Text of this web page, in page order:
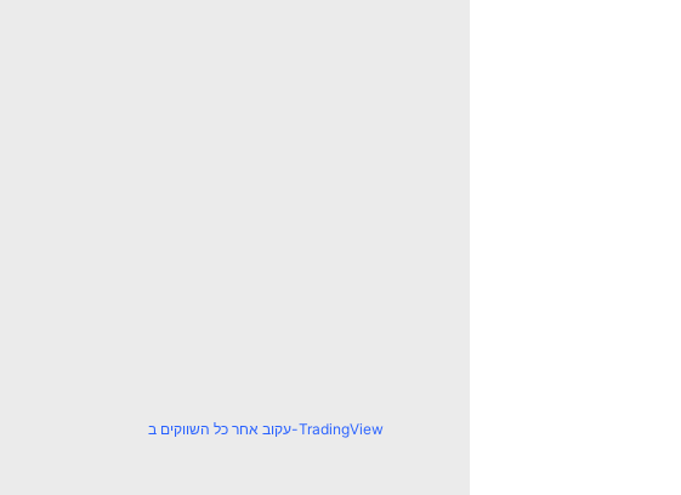
עקוב אחר כל השווקים ב-TradingView